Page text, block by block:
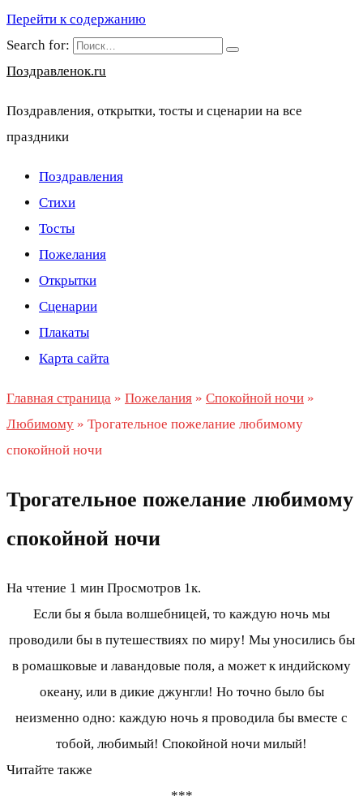
Перейти к содержанию
Search for:
Поздравленок.ru
Поздравления, открытки, тосты и сценарии на все
праздники
Поздравления
Стихи
Тосты
Пожелания
Открытки
Сценарии
Плакаты
Карта сайта
Главная страница » Пожелания » Спокойной ночи »
Любимому » Трогательное пожелание любимому
спокойной ночи
Трогательное пожелание любимому
спокойной ночи
На чтение 1 мин Просмотров 1к.
Если бы я была волшебницей, то каждую ночь мы
проводили бы в путешествиях по миру! Мы уносились бы
в ромашковые и лавандовые поля, а может к индийскому
океану, или в дикие джунгли! Но точно было бы
неизменно одно: каждую ночь я проводила бы вместе с
тобой, любимый! Спокойной ночи милый!
Читайте также
***